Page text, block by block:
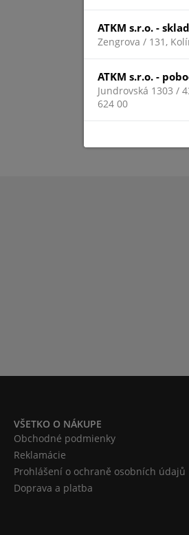
VŠETKO O NÁKUPE
Obchodné podmienky
Reklamácie
Prohlášení o ochraně osobních údajů
Doprava a platba
ATKM s.r.o. -
Zengrova / 131,
ATKM s.r.o. -
Jundrovská 1303 /
624 00